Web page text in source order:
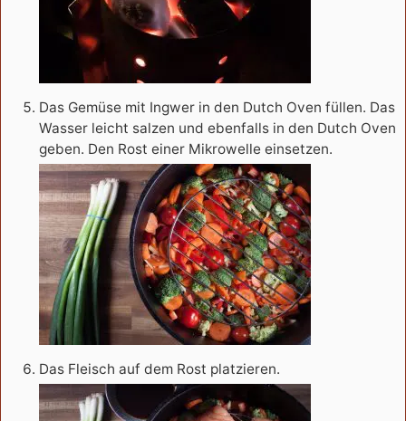
Das Gemüse mit Ingwer in den Dutch Oven füllen. Das
Wasser leicht salzen und ebenfalls in den Dutch Oven
geben. Den Rost einer Mikrowelle einsetzen.
Das Fleisch auf dem Rost platzieren.